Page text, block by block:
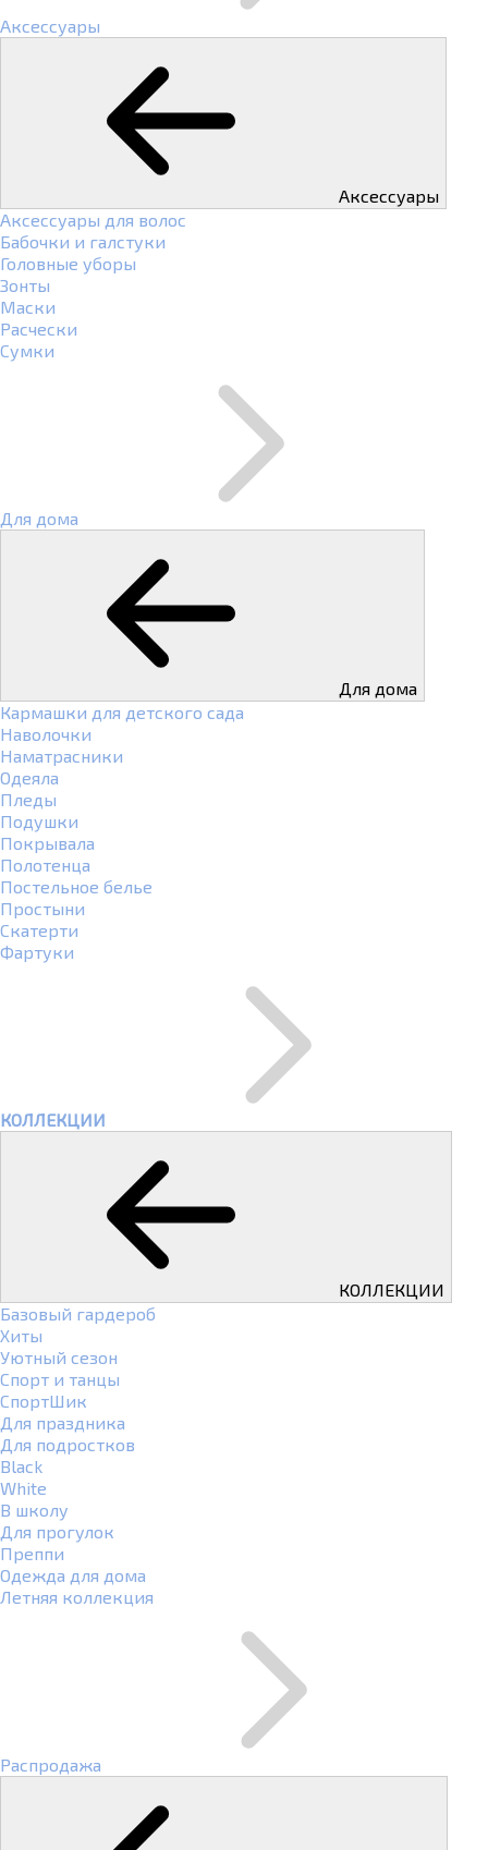
Аксессуары
Аксессуары
Аксессуары для волос
Бабочки и галстуки
Головные уборы
Зонты
Маски
Расчески
Сумки
Для дома
Для дома
Кармашки для детского сада
Наволочки
Наматрасники
Одеяла
Пледы
Подушки
Покрывала
Полотенца
Постельное белье
Простыни
Скатерти
Фартуки
КОЛЛЕКЦИИ
КОЛЛЕКЦИИ
Базовый гардероб
Хиты
Уютный сезон
Спорт и танцы
СпортШик
Для праздника
Для подростков
Black
White
В школу
Для прогулок
Преппи
Одежда для дома
Летняя коллекция
Распродажа